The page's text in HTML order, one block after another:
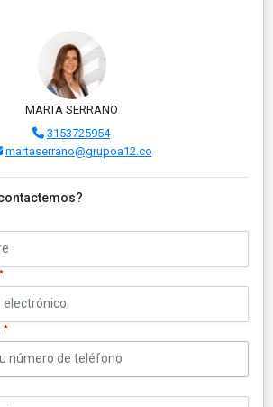
MARTA SERRANO
3153725954
martaserrano@grupoa12.co
*
*